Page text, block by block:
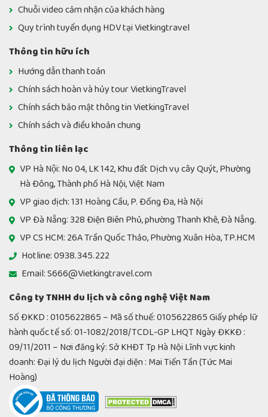
Chuỗi video cảm nhận của khách hàng
Quy trình tuyển dụng HDV tại Vietkingtravel
Thông tin hữu ích
Hướng dẫn thanh toán
Chính sách hoàn và hủy tour VietkingTravel
Chính sách bảo mật thông tin VietkingTravel
Chính sách và điều khoản chung
Thông tin liên lạc
VP Hà Nội: No 04, LK 142, Khu đất Dịch vụ cây Quýt, Phường
Hà Đông, Thành phố Hà Nội, Việt Nam
VP giao dịch: 131 Hoàng Cầu, P. Đống Đa, Hà Nội
VP Đà Nẵng: 328 Điện Biên Phủ, phường Thanh Khê, Đà Nẵng.
VP CS HCM: 26A Trần Quốc Thảo, Phường Xuân Hòa, TP.HCM
Hotline: 0938.345.222
Email: S666@Vietkingtravel.com
Công ty TNHH du lịch và công nghệ Việt Nam
Số ĐKKD : 0105622865 – Mã số thuế: 0105622865 Giấy phép lữ
hành quốc tế số: 01-1082/2018/TCDL-GP LHQT Ngày ĐKKĐ :
09/11/2011 – Nơi đăng ký: Sở KHĐT Tp Hà Nội Lĩnh vực kinh
doanh: Đại lý du lịch Người đại diện : Mai Tiến Tần (Tức Mai
Hoàng)